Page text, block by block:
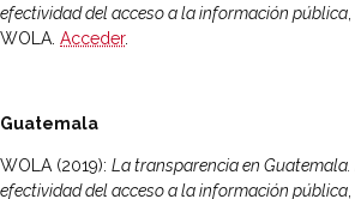
efectividad del acceso a la información pública
WOLA. Acceder.
Guatemala
WOLA (2019): La transparencia en
efectividad del acceso a la información pública